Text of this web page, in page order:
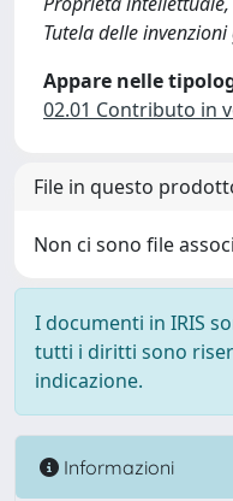
Tutela delle
Appare nelle
02.01 Contributo in
File in questo
Non ci sono file
I documenti in IRIS
tutti i diritti sono
indicazione.
Informazioni